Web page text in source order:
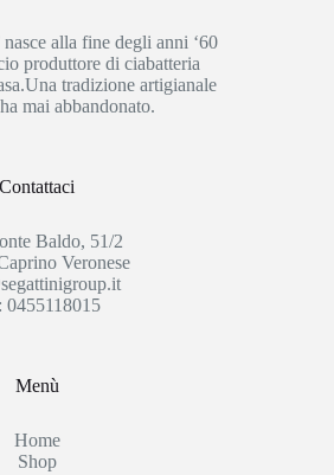
alla fine degli anni ‘60
produttore di ciabatteria
tradizione artigianale
mai abbandonato.
Contattaci
Baldo, 51/2
Veronese
0455118015
Menù
Home
Shop